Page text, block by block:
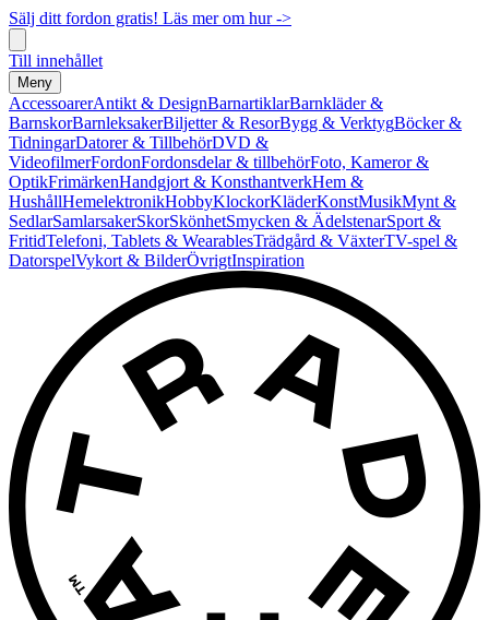
Sälj ditt fordon gratis! Läs mer om hur ->
Till innehållet
Meny
AccessoarerAntikt & DesignBarnartiklarBarnkläder &
BarnskorBarnleksakerBiljetter & ResorBygg & VerktygBöcker &
TidningarDatorer & TillbehörDVD &
VideofilmerFordonFordonsdelar & tillbehörFoto, Kameror &
OptikFrimärkenHandgjort & KonsthantverkHem &
HushållHemelektronikHobbyKlockorKläderKonstMusikMynt &
SedlarSamlarsakerSkorSkönhetSmycken & ÄdelstenarSport &
FritidTelefoni, Tablets & WearablesTrädgård & VäxterTV-spel &
DatorspelVykort & BilderÖvrigtInspiration